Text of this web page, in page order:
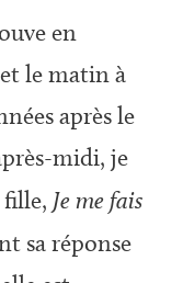
en
le matin à
après le
midi, je
fille, Je me fais
sa réponse